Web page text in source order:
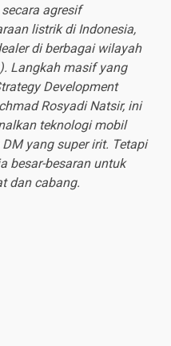
agresif
listrik di Indonesia,
di berbagai wilayah
Langkah masif yang
Development
Rosyadi Natsir, ini
teknologi mobil
yang super irit. Tetapi
besar-besaran untuk
dan cabang.